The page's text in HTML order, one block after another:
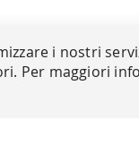
s.r.l. | P.IVA
mavarreda@pec.it
i nostri
Per maggiori